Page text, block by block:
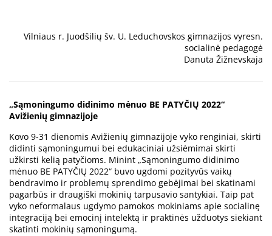
Vilniaus r. Juodšilių šv. U. Leduchovskos gimnazijos vyresn.
socialinė pedagogė
Danuta Žižnevskaja
„Sąmoningumo didinimo mėnuo BE PATYČIŲ 2022“
Avižienių gimnazijoje
Kovo 9-31 dienomis Avižienių gimnazijoje vyko renginiai, skirti
didinti sąmoningumui bei edukaciniai užsiėmimai skirti
užkirsti kelią patyčioms. Minint „Sąmoningumo didinimo
mėnuo BE PATYČIŲ 2022“ buvo ugdomi pozityvūs vaikų
bendravimo ir problemų sprendimo gebėjimai bei skatinami
pagarbūs ir draugiški mokinių tarpusavio santykiai. Taip pat
vyko neformalaus ugdymo pamokos mokiniams apie socialinę
integraciją bei emocinį intelektą ir praktinės užduotys siekiant
skatinti mokinių sąmoningumą.